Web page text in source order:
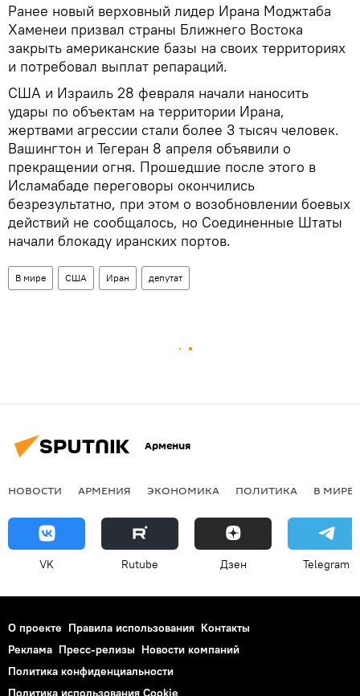
Ранее новый верховный лидер Ирана Моджтаба
Хаменеи призвал страны Ближнего Востока
закрыть американские базы на своих территориях
и потребовал выплат репараций.
США и Израиль 28 февраля начали наносить
удары по объектам на территории Ирана,
жертвами агрессии стали более 3 тысяч человек.
Вашингтон и Тегеран 8 апреля объявили о
прекращении огня. Прошедшие после этого в
Исламабаде переговоры окончились
безрезультатно, при этом о возобновлении боевых
действий не сообщалось, но Соединенные Штаты
начали блокаду иранских портов.
В мире США Иран депутат
Армения
НОВОСТИ АРМЕНИЯ ЭКОНОМИКА ПОЛИТИКА В МИРЕ
VK Rutube Дзен Telegram
О проекте Правила использования Контакты
Реклама Пресс-релизы Новости компаний
Политика конфиденциальности
Политика использования Cookie